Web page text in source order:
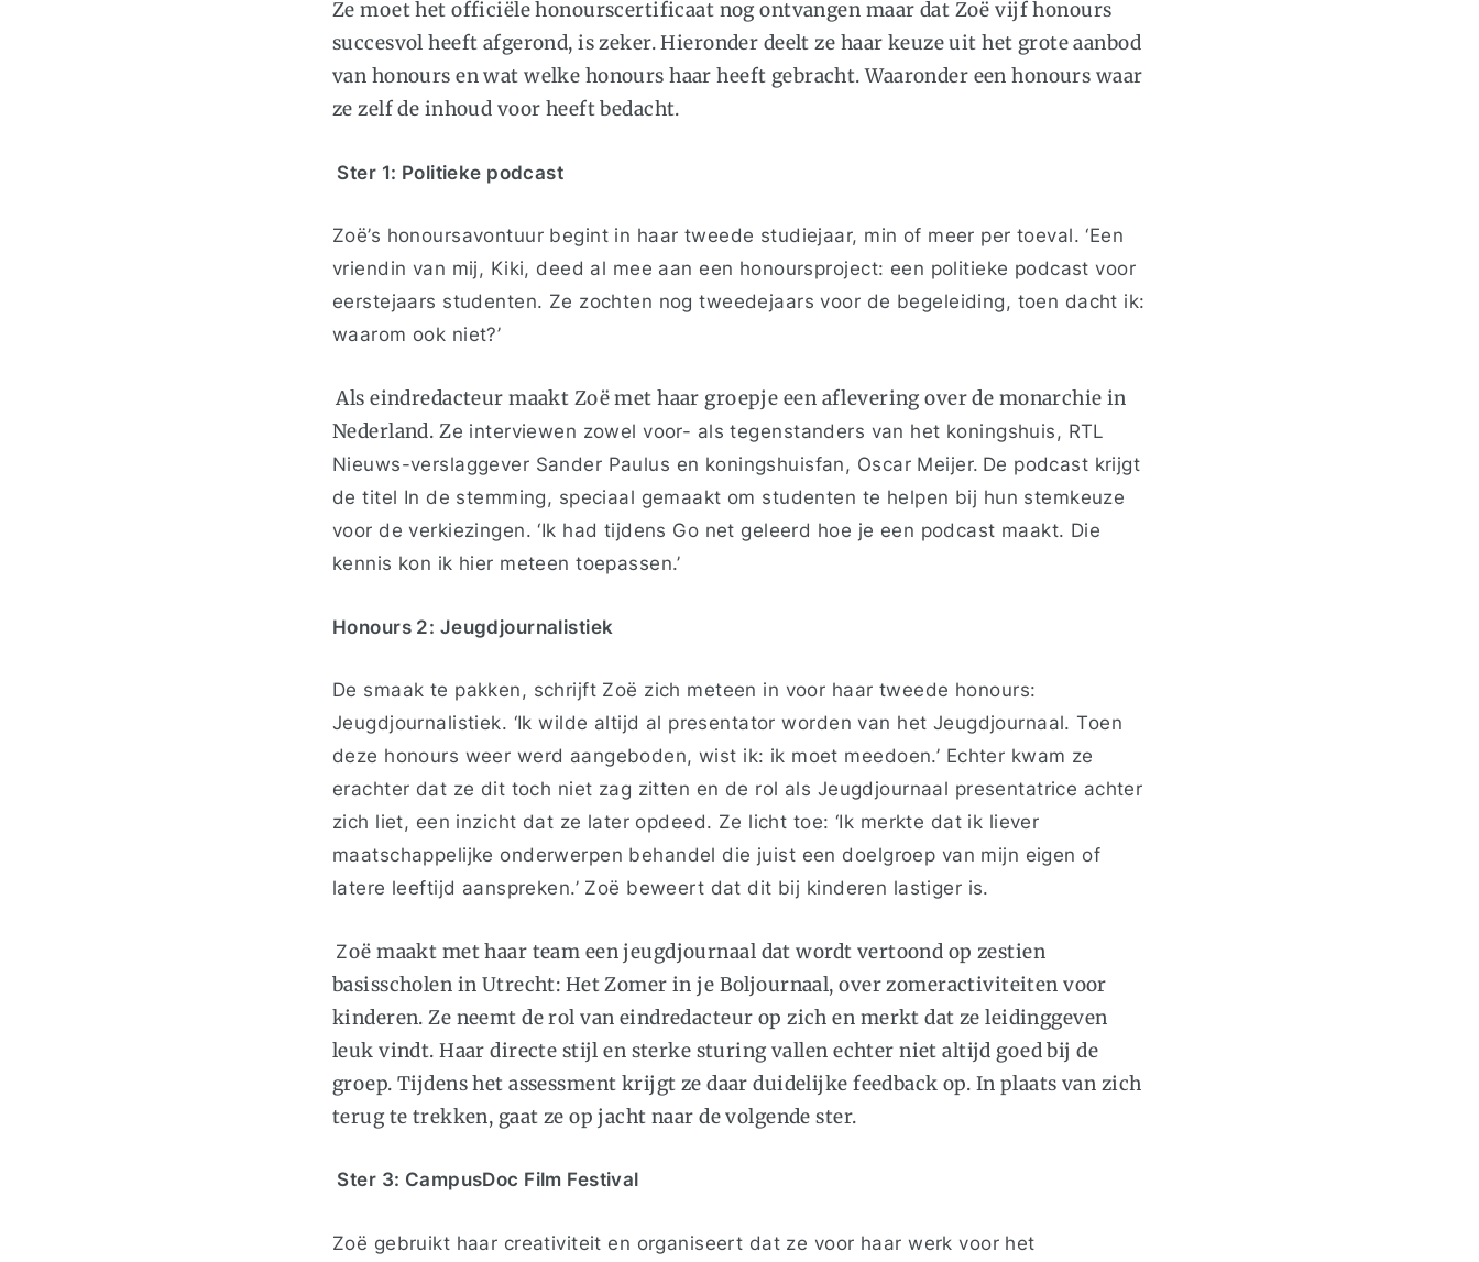
Ze moet het officiële honourscertificaat nog ontvangen maar dat Zoë vijf honours
succesvol heeft afgerond, is zeker. Hieronder deelt ze haar keuze uit het grote aanbod
van honours en wat welke honours haar heeft gebracht. Waaronder een honours waar
ze zelf de inhoud voor heeft bedacht.
Ster 1: Politieke podcast
Zoë’s honoursavontuur begint in haar tweede studiejaar, min of meer per toeval. ‘Een
vriendin van mij, Kiki, deed al mee aan een honoursproject: een politieke podcast voor
eerstejaars studenten. Ze zochten nog tweedejaars voor de begeleiding, toen dacht ik:
waarom ook niet?’
Als eindredacteur maakt Zoë met haar groepje een aflevering over de monarchie in
Nederland. Ze interviewen zowel voor- als tegenstanders van het koningshuis, RTL
Nieuws-verslaggever Sander Paulus en koningshuisfan, Oscar Meijer. De podcast krijgt
de titel In de stemming, speciaal gemaakt om studenten te helpen bij hun stemkeuze
voor de verkiezingen. ‘Ik had tijdens Go net geleerd hoe je een podcast maakt. Die
kennis kon ik hier meteen toepassen.’
Honours 2: Jeugdjournalistiek
De smaak te pakken, schrijft Zoë zich meteen in voor haar tweede honours:
Jeugdjournalistiek. ‘Ik wilde altijd al presentator worden van het Jeugdjournaal. Toen
deze honours weer werd aangeboden, wist ik: ik moet meedoen.’ Echter kwam ze
erachter dat ze dit toch niet zag zitten en de rol als Jeugdjournaal presentatrice achter
zich liet, een inzicht dat ze later opdeed. Ze licht toe: ‘Ik merkte dat ik liever
maatschappelijke onderwerpen behandel die juist een doelgroep van mijn eigen of
latere leeftijd aanspreken.’ Zoë beweert dat dit bij kinderen lastiger is.
Zoë maakt met haar team een jeugdjournaal dat wordt vertoond op zestien
basisscholen in Utrecht: Het Zomer in je Boljournaal, over zomeractiviteiten voor
kinderen. Ze neemt de rol van eindredacteur op zich en merkt dat ze leidinggeven
leuk vindt. Haar directe stijl en sterke sturing vallen echter niet altijd goed bij de
groep. Tijdens het assessment krijgt ze daar duidelijke feedback op. In plaats van zich
terug te trekken, gaat ze op jacht naar de volgende ster.
Ster 3: CampusDoc Film Festival
Zoë gebruikt haar creativiteit en organiseert dat ze voor haar werk voor het